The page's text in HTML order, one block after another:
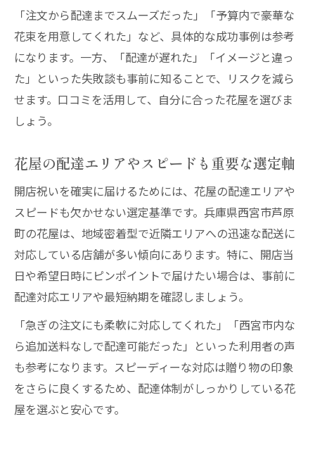
「注文から配達までスムーズだった」「予算内で豪華な
花束を用意してくれた」など、具体的な成功事例は参考
になります。一方、「配達が遅れた」「イメージと違っ
た」といった失敗談も事前に知ることで、リスクを減ら
せます。口コミを活用して、自分に合った花屋を選びま
しょう。
花屋の配達エリアやスピードも重要な選定軸
開店祝いを確実に届けるためには、花屋の配達エリアや
スピードも欠かせない選定基準です。兵庫県西宮市芦原
町の花屋は、地域密着型で近隣エリアへの迅速な配送に
対応している店舗が多い傾向にあります。特に、開店当
日や希望日時にピンポイントで届けたい場合は、事前に
配達対応エリアや最短納期を確認しましょう。
「急ぎの注文にも柔軟に対応してくれた」「西宮市内な
ら追加送料なしで配達可能だった」といった利用者の声
も参考になります。スピーディーな対応は贈り物の印象
をさらに良くするため、配達体制がしっかりしている花
屋を選ぶと安心です。